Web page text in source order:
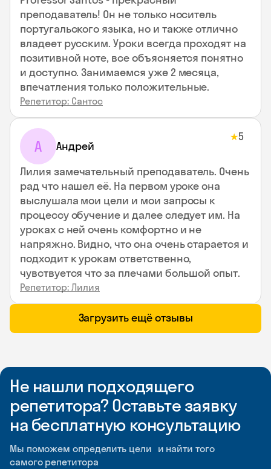
преподаватель! Он не только носитель
португальского языка, но и также отлично
владеет русским. Уроки всегда проходят на
позитивной ноте, все объясняется понятно
и доступно. Занимаемся уже 2 месяца,
впечатления только положительные.
Репетитор: Сантос
А Андрей
★5
Лилия замечательный преподаватель. Очень
рад что нашел её. На первом уроке она
выслушала мои цели и мои запросы к
процессу обучение и далее следует им. На
уроках с ней очень комфортно и не
напряжно. Видно, что она очень старается и
подходит к урокам ответственно,
чувствуется что за плечами большой опыт.
Репетитор: Лилия
Загрузить ещё отзывы
Не нашли подходящего
репетитора? Оставьте заявку
на бесплатную консультацию
Мы поможем определить цели и найти того
самого репетитора